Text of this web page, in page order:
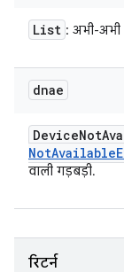
List : अभी-
dnae
DeviceNot
NotAvailable
वाली गड़बड़ी.
रिटर्न